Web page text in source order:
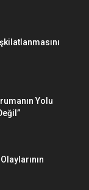
Yolu